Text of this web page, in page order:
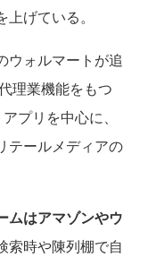
げている。
ウォルマートが追
理業機能をもつ
プリを中心に、
テールメディアの
ムはアマゾンやウ
索時や陳列棚で自